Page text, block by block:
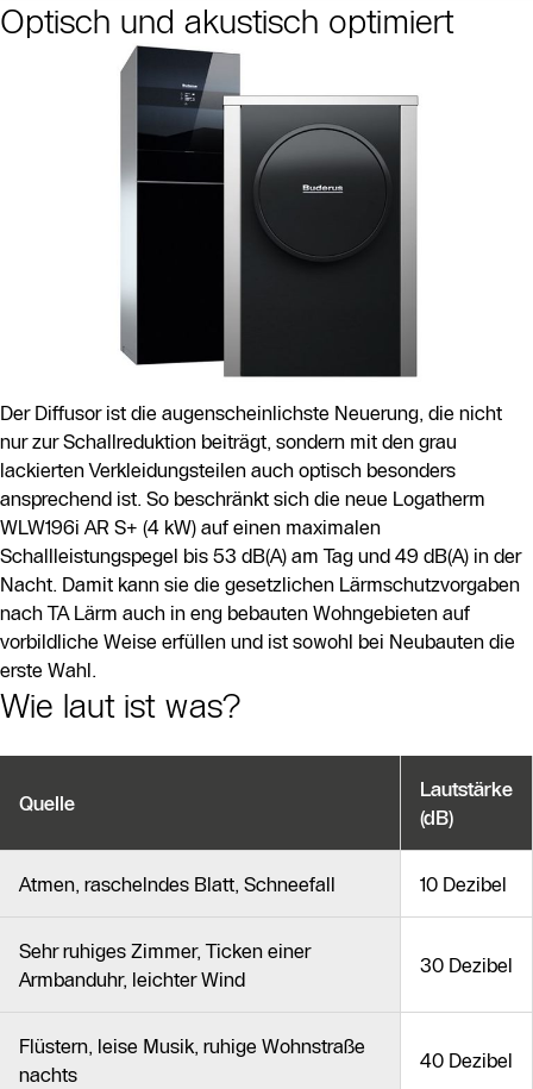
Optisch und akustisch optimiert
Der Diffusor ist die augenscheinlichste Neuerung, die nicht
nur zur Schallreduktion beiträgt, sondern mit den grau
lackierten Verkleidungsteilen auch optisch besonders
ansprechend ist. So beschränkt sich die neue Logatherm
WLW196i AR S+ (4 kW) auf einen maximalen
Schallleistungspegel bis 53 dB(A) am Tag und 49 dB(A) in der
Nacht. Damit kann sie die gesetzlichen Lärmschutzvorgaben
nach TA Lärm auch in eng bebauten Wohngebieten auf
vorbildliche Weise erfüllen und ist sowohl bei Neubauten die
erste Wahl.
Wie laut ist was?
Quelle
Lautstärke
(dB)
Atmen, raschelndes Blatt, Schneefall 10 Dezibel
Sehr ruhiges Zimmer, Ticken einer
Armbanduhr, leichter Wind
30 Dezibel
Flüstern, leise Musik, ruhige Wohnstraße
nachts
40 Dezibel